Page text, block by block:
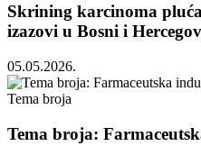
Skrining karcinoma
izazovi u Bosni i
05.05.2026.
Tema broja
Tema broja: